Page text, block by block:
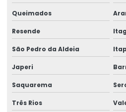
Esteira porta cabo para ponte
Fabricação de caminho de
Fornecedores de cabo de aço
Fornecedores de talha elétrica
Freio para ponte rolante
Gancho para ponte rolante
Queimados
Resende
São Pedro da Aldeia
Japeri
Saquarema
Três Rios